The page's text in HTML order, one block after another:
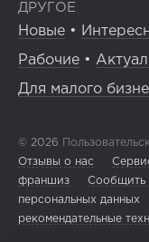
ДРУГОЕ
Новые •
Рабочие •
Для малого
© 2026
Отзывы о нас
франшиз
Сообщить
персональных данных
рекомендательные